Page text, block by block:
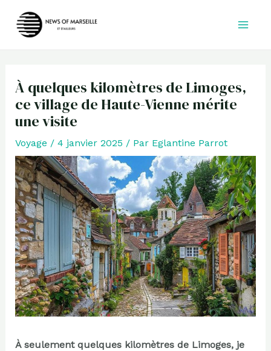
À quelques kilomètres de Limoges,
ce village de Haute-Vienne mérite
une visite
Voyage / 4 janvier 2025 / Par Eglantine Parrot
À seulement quelques kilomètres de Limoges, je